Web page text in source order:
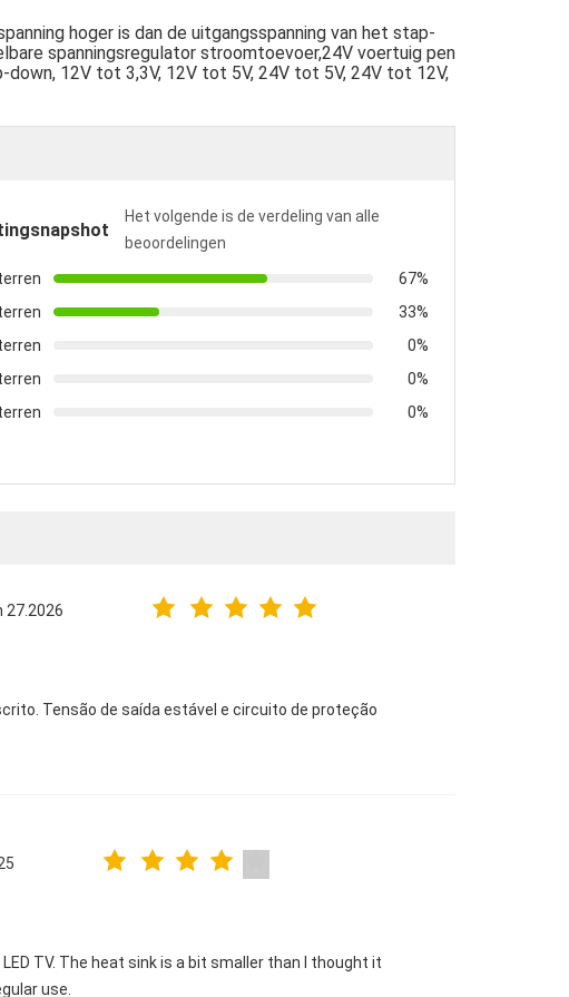
hoger is dan de uitgangsspanning van het stap-
spanningsregulator stroomtoevoer,24V voertuig pen
12V tot 3,3V, 12V tot 5V, 24V tot 5V, 24V tot 12V,
Het volgende is de verdeling van alle
beoordelingen
67%
33%
0%
0%
0%
27.2026
Tensão de saída estável e circuito de proteção
TV. The heat sink is a bit smaller than I thought it
use.